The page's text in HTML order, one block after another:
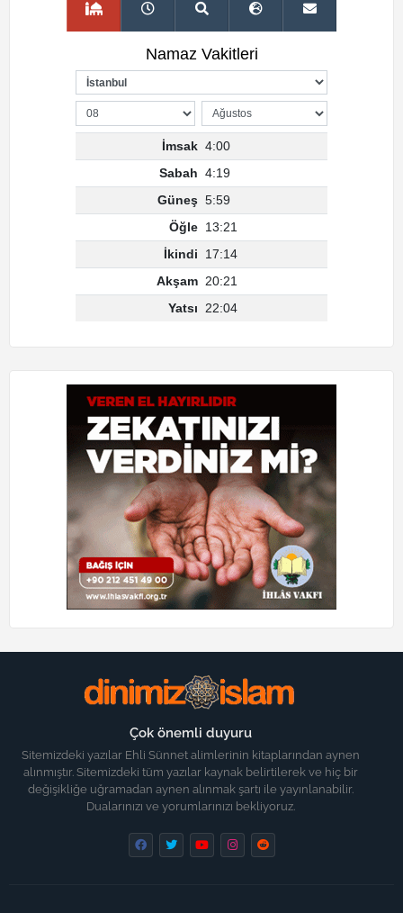
Çok önemli duyuru
Sitemizdeki yazılar Ehli Sünnet alimlerinin kitaplarından aynen
alınmıştır. Sitemizdeki tüm yazılar kaynak belirtilerek ve hiç bir
değişikliğe uğramadan aynen alınmak şartı ile yayınlanabilir.
Dualarınızı ve yorumlarınızı bekliyoruz.